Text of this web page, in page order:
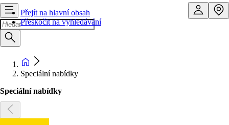
Přejít na hlavní obsah
Přeskočit na vyhledávání
Speciální nabídky
Speciální nabídky